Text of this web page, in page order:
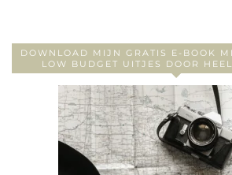
DOWNLOAD MIJN GRATIS E-BOOK
LOW BUDGET UITJES DOOR